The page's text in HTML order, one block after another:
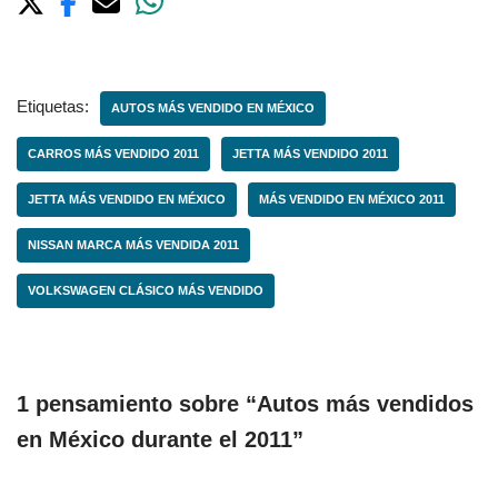
Etiquetas: AUTOS MÁS VENDIDO EN MÉXICO
CARROS MÁS VENDIDO 2011 JETTA MÁS VENDIDO 2011
JETTA MÁS VENDIDO EN MÉXICO MÁS VENDIDO EN MÉXICO 2011
NISSAN MARCA MÁS VENDIDA 2011
VOLKSWAGEN CLÁSICO MÁS VENDIDO
1 pensamiento sobre “Autos más vendidos
en México durante el 2011”